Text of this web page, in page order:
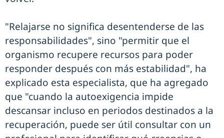
"Relajarse no significa desentenderse de las
responsabilidades", sino "permitir que el
organismo recupere recursos para poder
responder después con más estabilidad", ha
explicado esta especialista, que ha agregado
que "cuando la autoexigencia impide
descansar incluso en periodos destinados a la
recuperación, puede ser útil consultar con un